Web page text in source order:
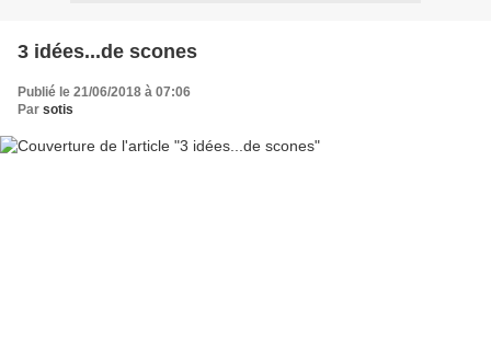
3 idées...de scones
Publié le 21/06/2018 à 07:06
Par sotis